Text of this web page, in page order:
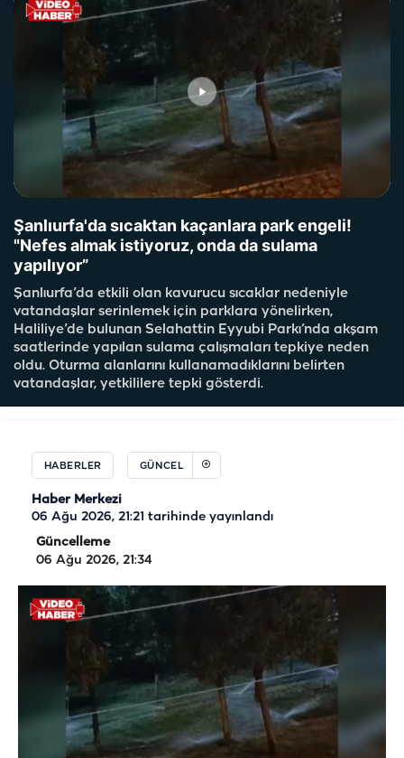
Şanlıurfa'da sıcaktan kaçanlara park engeli!
"Nefes almak istiyoruz, onda da sulama
yapılıyor”
Şanlıurfa’da etkili olan kavurucu sıcaklar nedeniyle
vatandaşlar serinlemek için parklara yönelirken,
Haliliye’de bulunan Selahattin Eyyubi Parkı’nda akşam
saatlerinde yapılan sulama çalışmaları tepkiye neden
oldu. Oturma alanlarını kullanamadıklarını belirten
vatandaşlar, yetkililere tepki gösterdi.
HABERLER GÜNCEL
Haber Merkezi
06 Ağu 2026, 21:21 tarihinde yayınlandı
Güncelleme
06 Ağu 2026, 21:34